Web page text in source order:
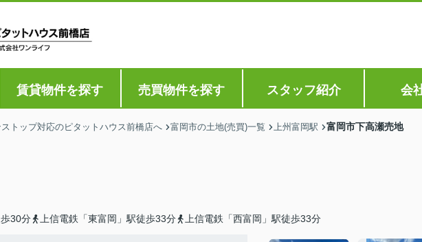
賃貸物件を探す 売買物件を探す スタッフ紹介 会
トップ対応のピタットハウス前橋店へ 富岡市の土地(売買)一覧 上州富岡駅 富岡市下高瀬売地
30分
上信電鉄「東富岡」駅徒歩33分 上信電鉄「西富岡」駅徒歩33分